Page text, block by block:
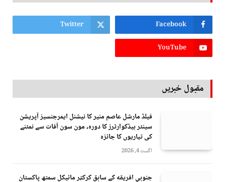
Facebook
Twitter
YouTube
مقبول خبریں
فیلڈ مارشل عاصم منیر کا نیشنل ایمرجنسیز آپریشن
سینٹر ہیڈکوارٹرز کا دورہ، مون سون آفات سے نمٹنے
کی تیاریوں کا جائزہ
اگست 4, 2026
جنوبي افريقه کے سابق کرکټر مائیکل سمتھ پاکستان